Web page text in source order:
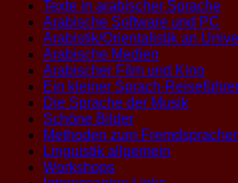
Texte in arabischer Sprache
Arabische Software und PC
Arabistik/Orientalistik an
Arabische Medien
Arabischer Film und Kino
Ein kleiner Sprach-
Die Sprache der Musik
Schöne Bilder
Methoden zum
Linguistik allgemein
Workshops